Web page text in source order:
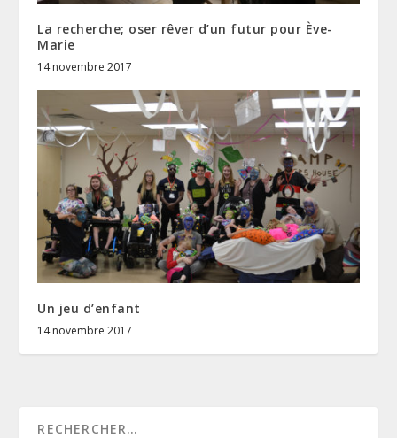
La recherche; oser rêver d’un futur pour Ève-
Marie
14 novembre 2017
Un jeu d’enfant
14 novembre 2017